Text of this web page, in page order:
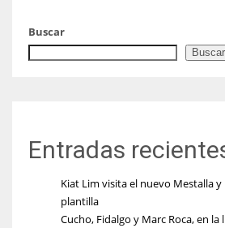
Buscar
Buscar
Entradas
Kiat Lim visita el nuevo Mestalla y
plantilla
Cucho, Fidalgo y Marc Roca, en